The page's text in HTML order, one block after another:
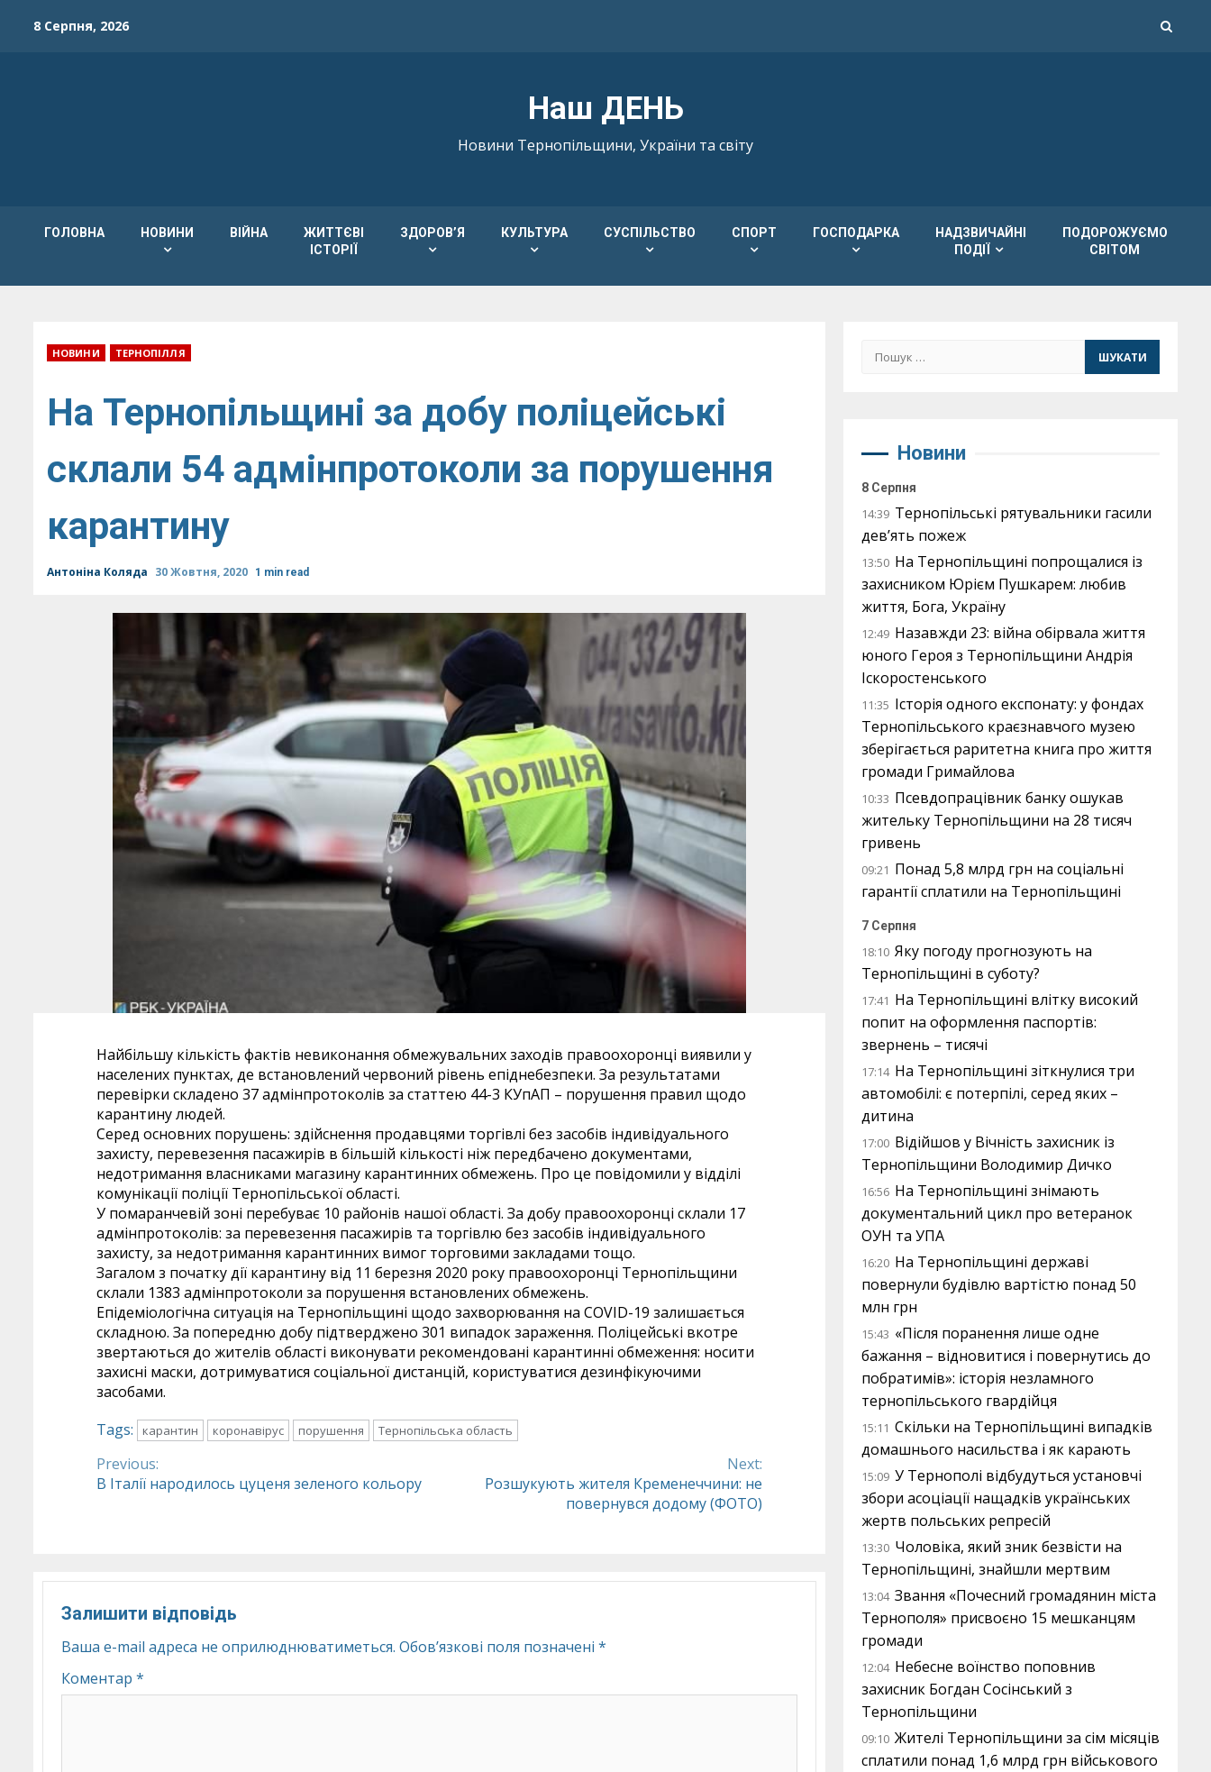
8 Серпня, 2026
Наш ДЕНЬ
Новини Тернопільщини, України та світу
ГОЛОВНА НОВИНИ ВІЙНА
ЖИТТЄВІ
ІСТОРІЇ
ЗДОРОВ’Я КУЛЬТУРА СУСПІЛЬСТВО СПОРТ ГОСПОДАРКА
НАДЗВИЧАЙНІ
ПОДІЇ
ПОДОРОЖУЄМО
СВІТОМ
НОВИНИ ТЕРНОПІЛЛЯ
На Тернопільщині за добу поліцейські
склали 54 адмінпротоколи за порушення
карантину
Антоніна Коляда 30 Жовтня, 2020 1 min read
Найбільшу кількість фактів невиконання обмежувальних заходів правоохоронці виявили у
населених пунктах, де встановлений червоний рівень епіднебезпеки. За результатами
перевірки складено 37 адмінпротоколів за статтею 44-3 КУпАП – порушення правил щодо
карантину людей.
Серед основних порушень: здійснення продавцями торгівлі без засобів індивідуального
захисту, перевезення пасажирів в більшій кількості ніж передбачено документами,
недотримання власниками магазину карантинних обмежень. Про це повідомили у відділі
комунікації поліції Тернопільської області.
У помаранчевій зоні перебуває 10 районів нашої області. За добу правоохоронці склали 17
адмінпротоколів: за перевезення пасажирів та торгівлю без засобів індивідуального
захисту, за недотримання карантинних вимог торговими закладами тощо.
Загалом з початку дії карантину від 11 березня 2020 року правоохоронці Тернопільщини
склали 1383 адмінпротоколи за порушення встановлених обмежень.
Епідеміологічна ситуація на Тернопільщині щодо захворювання на COVID-19 залишається
складною. За попередню добу підтверджено 301 випадок зараження. Поліцейські вкотре
звертаються до жителів області виконувати рекомендовані карантинні обмеження: носити
захисні маски, дотримуватися соціальної дистанцій, користуватися дезинфікуючими
засобами.
Tags:
карантин коронавірус порушення Тернопільська область
Continue
Previous:
В Італії народилось цуценя зеленого кольору
Next:
Розшукують жителя Кременеччини: не
повернувся додому (ФОТО)
Залишити відповідь
Ваша e-mail адреса не оприлюднюватиметься. Обов’язкові поля позначені *
Коментар *
Пошук:
Новини
8 Серпня
14:39 Тернопільські рятувальники гасили
дев’ять пожеж
13:50 На Тернопільщині попрощалися із
захисником Юрієм Пушкарем: любив
життя, Бога, Україну
12:49 Назавжди 23: війна обірвала життя
юного Героя з Тернопільщини Андрія
Іскоростенського
11:35 Історія одного експонату: у фондах
Тернопільського краєзнавчого музею
зберігається раритетна книга про життя
громади Гримайлова
10:33 Псевдопрацівник банку ошукав
жительку Тернопільщини на 28 тисяч
гривень
09:21 Понад 5,8 млрд грн на соціальні
гарантії сплатили на Тернопільщині
7 Серпня
18:10 Яку погоду прогнозують на
Тернопільщині в суботу?
17:41 На Тернопільщині влітку високий
попит на оформлення паспортів:
звернень – тисячі
17:14 На Тернопільщині зіткнулися три
автомобілі: є потерпілі, серед яких –
дитина
17:00 Відійшов у Вічність захисник із
Тернопільщини Володимир Дичко
16:56 На Тернопільщині знімають
документальний цикл про ветеранок
ОУН та УПА
16:20 На Тернопільщині державі
повернули будівлю вартістю понад 50
млн грн
15:43 «Після поранення лише одне
бажання – відновитися і повернутись до
побратимів»: історія незламного
тернопільського гвардійця
15:11 Скільки на Тернопільщині випадків
домашнього насильства і як карають
15:09 У Тернополі відбудуться установчі
збори асоціації нащадків українських
жертв польських репресій
13:30 Чоловіка, який зник безвісти на
Тернопільщині, знайшли мертвим
13:04 Звання «Почесний громадянин міста
Тернополя» присвоєно 15 мешканцям
громади
12:04 Небесне воїнство поповнив
захисник Богдан Сосінський з
Тернопільщини
09:10 Жителі Тернопільщини за сім місяців
сплатили понад 1,6 млрд грн військового